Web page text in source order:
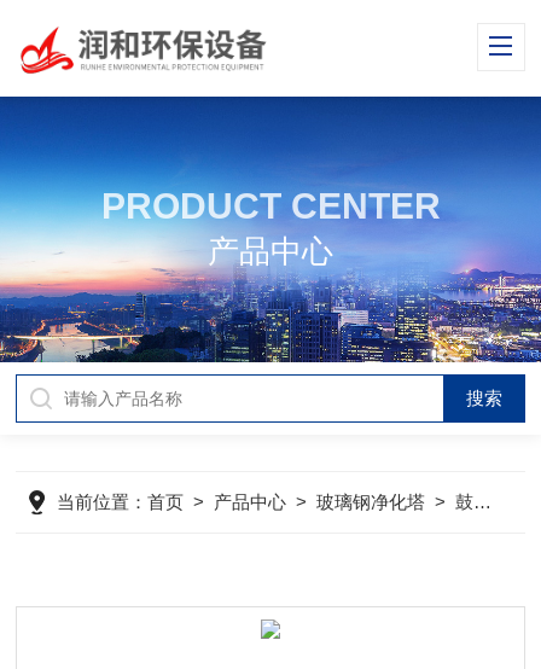
PRODUCT CENTER
产品中心
当前位置：首页 > 产品中心 >玻璃钢净化塔 >鼓泡式酸雾净化塔